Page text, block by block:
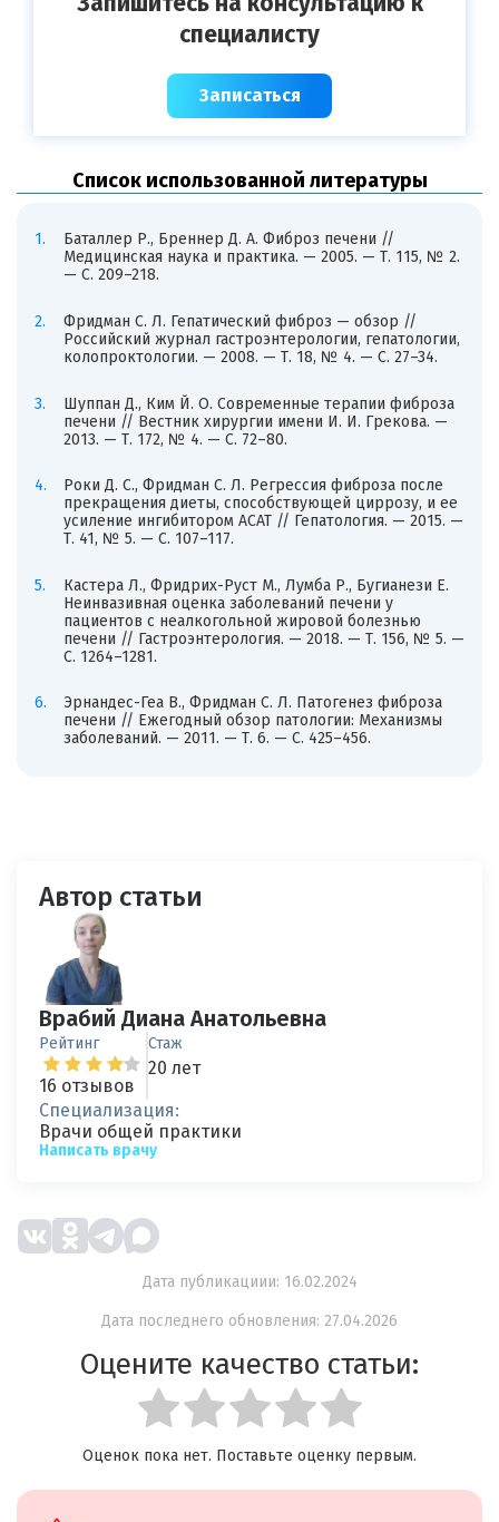
специалисту
Записаться
Список использованной литературы
Баталлер Р., Бреннер Д. А. Фиброз печени //
Медицинская наука и практика. — 2005. — Т. 115, № 2.
— С. 209–218.
Фридман С. Л. Гепатический фиброз — обзор //
Российский журнал гастроэнтерологии, гепатологии,
колопроктологии. — 2008. — Т. 18, № 4. — С. 27–34.
Шуппан Д., Ким Й. О. Современные терапии фиброза
печени // Вестник хирургии имени И. И. Грекова. —
2013. — Т. 172, № 4. — С. 72–80.
Роки Д. С., Фридман С. Л. Регрессия фиброза после
прекращения диеты, способствующей циррозу, и ее
усиление ингибитором ACAT // Гепатология. — 2015. —
Т. 41, № 5. — С. 107–117.
Кастера Л., Фридрих-Руст М., Лумба Р., Бугианези Е.
Неинвазивная оценка заболеваний печени у
пациентов с неалкогольной жировой болезнью
печени // Гастроэнтерология. — 2018. — Т. 156, № 5. —
С. 1264–1281.
Эрнандес-Геа В., Фридман С. Л. Патогенез фиброза
печени // Ежегодный обзор патологии: Механизмы
заболеваний. — 2011. — Т. 6. — С. 425–456.
Автор статьи
Врабий Диана Анатольевна
Рейтинг
16 отзывов
Стаж
20 лет
Специализация:
Врачи общей практики
Написать врачу
Дата публикациии: 16.02.2024
Дата последнего обновления: 27.04.2026
Оцените качество статьи:
Оценок пока нет. Поставьте оценку первым.